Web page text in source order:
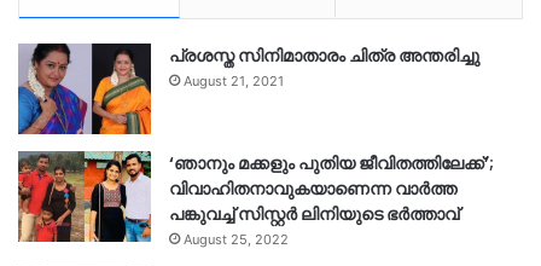
പ്രശസ്ത സിനിമാതാരം ചിത്ര അന്തരിച്ചു
August 21, 2021
‘ഞാനും മക്കളും പുതിയ ജീവിതത്തിലേക്ക്’;
വിവാഹിതനാവുകയാണെന്ന വാർത്ത
പങ്കുവച്ച് സിസ്റ്റർ ലിനിയുടെ ഭർത്താവ്
August 25, 2022